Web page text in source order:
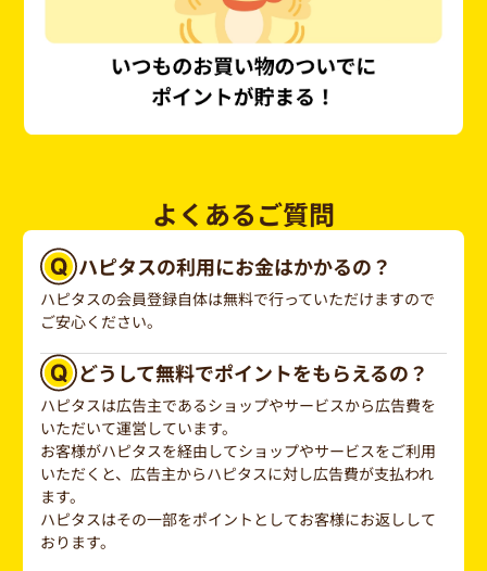
よくあるご質問
ハピタスの利用にお金はかかるの？
ハピタスの会員登録自体は無料で行っていただけますので
ご安心ください。
どうして無料でポイントをもらえるの？
ハピタスは広告主であるショップやサービスから広告費を
いただいて運営しています。
お客様がハピタスを経由してショップやサービスをご利用
いただくと、広告主からハピタスに対し広告費が支払われ
ます。
ハピタスはその一部をポイントとしてお客様にお返しして
おります。